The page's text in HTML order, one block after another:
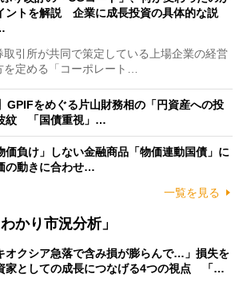
ントを解説 企業に成長投資の具体的な説
引所が共同で策定している上場企業の経営
定める「コーポレート…
GPIFをめぐる片山財務相の「円資産への投
紋 「国債重視」…
価負け」しない金融商品「物価連動国債」に
動きに合わせ…
一覧を見る
かり市況分析」
オクシア急落で含み損が膨らんで…」損失を
家としての成長につなげる4つの視点 「…